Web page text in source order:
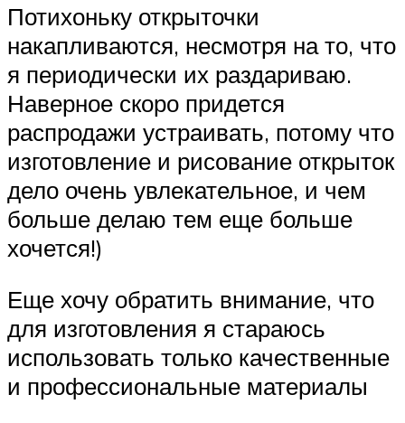
Потихоньку открыточки
накапливаются, несмотря на то, что
я периодически их раздариваю.
Наверное скоро придется
распродажи устраивать, потому что
изготовление и рисование открыток
дело очень увлекательное, и чем
больше делаю тем еще больше
хочется!)
Еще хочу обратить внимание, что
для изготовления я стараюсь
использовать только качественные
и профессиональные материалы